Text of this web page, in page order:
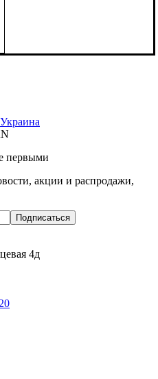
первыми
акции и распродажи,
Подписаться
4д